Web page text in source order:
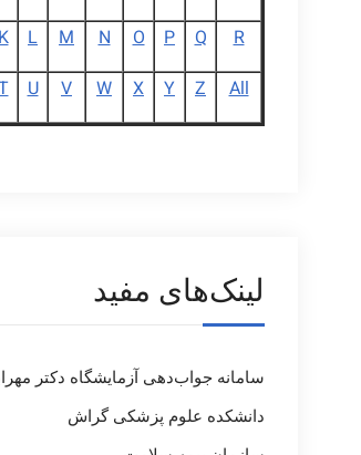
R
Q
P
O
N
M
L
All
Z
Y
X
W
V
U
لینک‌های مفید
سامانه جواب‌دهی آزمایشگاه دکتر
دانشکده علوم پزشکی گراش